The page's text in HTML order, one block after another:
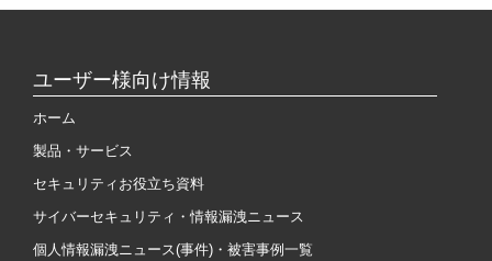
ユーザー様向け情報
ホーム
製品・サービス
セキュリティお役立ち資料
サイバーセキュリティ・情報漏洩ニュース
個人情報漏洩ニュース(事件)・被害事例一覧